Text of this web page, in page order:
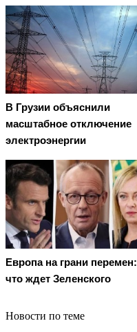
В Грузии объяснили
масштабное отключение
электроэнергии
Европа на грани перемен:
что ждет Зеленского
Новости по теме